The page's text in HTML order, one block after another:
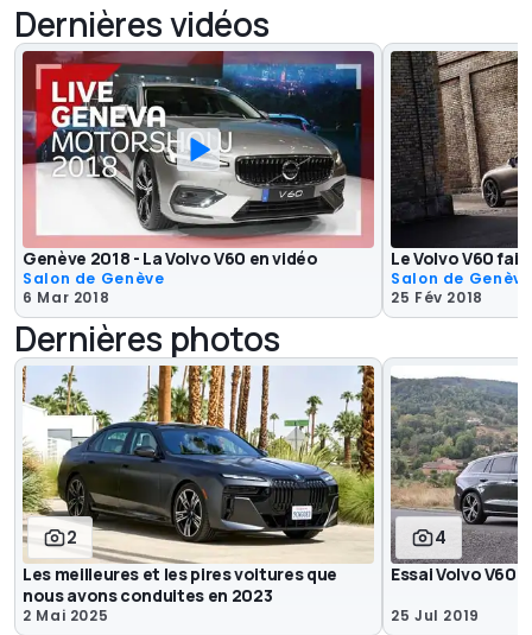
Dernières vidéos
Genève 2018 - La Volvo V60 en vidéo
Salon de Genève
6 Mar 2018
Le Volvo V60
Salon de Genève
25 Fév 2018
Dernières photos
2
Les meilleures et les pires voitures que
nous avons conduites en 2023
2 Mai 2025
4
Essai Volvo V60
25 Jul 2019